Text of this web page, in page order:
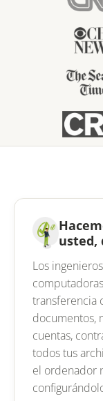
usted,
Los
transferencia
documentos,
cuentas,
todos tus
el ordenador